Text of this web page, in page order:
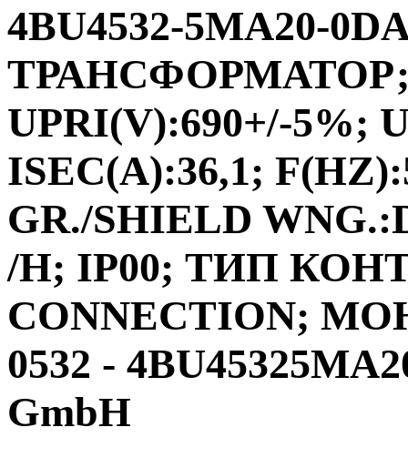
4BU4532-5MA20-
UPRI(V):690+/-5%;
ISEC(A):36,1;
GR./SHIELD
/H; IP00; ТИП
CONNECTION;
0532 -
GmbH